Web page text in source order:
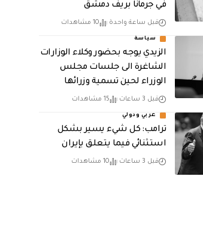
في جرمانا بريف دمشق
قبل ساعة واحدة 10 مشاهدات
سياسة
الزيدي يوجه بحضور وكلاء الوزارات
الشاغرة الى جلسات مجلس
الوزراء لحين تسمية وزرائها
قبل 3 ساعات 15 مشاهدات
عربي ودولي
ترامب: كل شيء يسير بشكل
استثنائي فيما يتعلق بإيران
قبل 3 ساعات 10 مشاهدات